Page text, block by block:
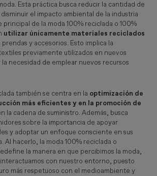
Esta práctica busca reducir la cantidad de
el impacto ambiental de la industria
principal de la moda 100% reciclada o 100%
utilizar únicamente materiales reciclados
y accesorios. Esto implica la
previamente utilizados en nuevos
necesidad de emplear nuevos recursos
también se centra en la optimización de
más eficientes y en la promoción de
la cadena de suministro. Además, busca
sobre la importancia de apoyar
y adoptar un enfoque consciente en sus
Al hacerlo, la moda 100% reciclada o
la manera en que percibimos la moda,
con nuestro entorno, puesto
más respetuoso con el medioambiente y